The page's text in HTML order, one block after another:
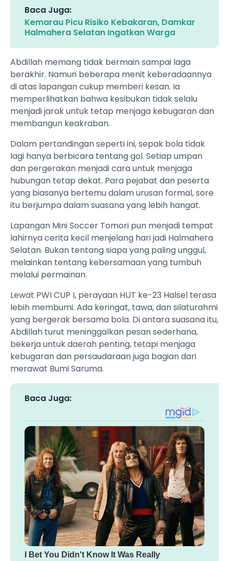
Baca Juga:
Kemarau Picu Risiko Kebakaran, Damkar
Halmahera Selatan Ingatkan Warga
Abdillah memang tidak bermain sampai laga
berakhir. Namun beberapa menit keberadaannya
di atas lapangan cukup memberi kesan. Ia
memperlihatkan bahwa kesibukan tidak selalu
menjadi jarak untuk tetap menjaga kebugaran dan
membangun keakraban.
Dalam pertandingan seperti ini, sepak bola tidak
lagi hanya berbicara tentang gol. Setiap umpan
dan pergerakan menjadi cara untuk menjaga
hubungan tetap dekat. Para pejabat dan peserta
yang biasanya bertemu dalam urusan formal, sore
itu berjumpa dalam suasana yang lebih hangat.
Lapangan Mini Soccer Tomori pun menjadi tempat
lahirnya cerita kecil menjelang hari jadi Halmahera
Selatan. Bukan tentang siapa yang paling unggul,
melainkan tentang kebersamaan yang tumbuh
melalui permainan.
Lewat PWI CUP I, perayaan HUT ke-23 Halsel terasa
lebih membumi. Ada keringat, tawa, dan silaturahmi
yang bergerak bersama bola. Di antara suasana itu,
Abdillah turut meninggalkan pesan sederhana,
bekerja untuk daerah penting, tetapi menjaga
kebugaran dan persaudaraan juga bagian dari
merawat Bumi Saruma.
Baca Juga: